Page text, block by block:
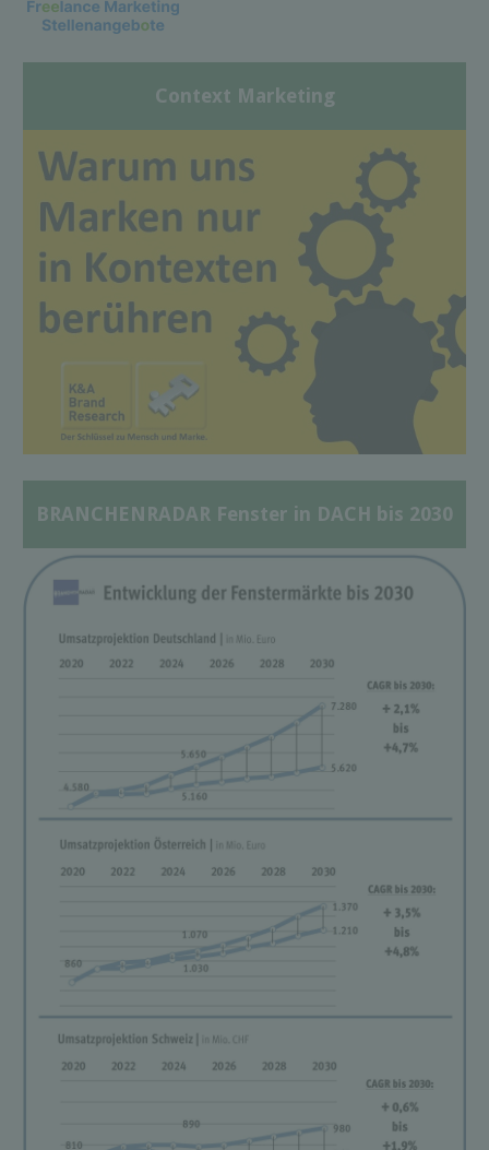
Context Marketing
BRANCHENRADAR Fenster in DACH bis 2030